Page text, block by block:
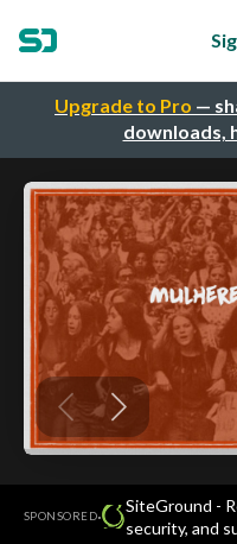
Upgrade to Pro —
downloads,
SPONSORED·
SiteGround -
security, and